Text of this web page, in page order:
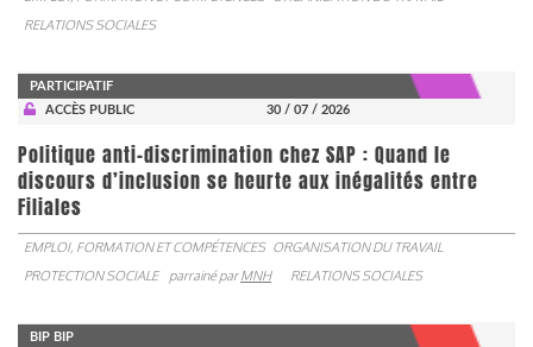
RELATIONS SOCIALES
PARTICIPATIF
ACCÈS PUBLIC
30 / 07 / 2026
Politique anti-discrimination chez SAP : Quand le
discours d’inclusion se heurte aux inégalités entre
Filiales
EMPLOI, FORMATION ET COMPÉTENCES ORGANISATION DU TRAVAIL
PROTECTION SOCIALE
parrainé parMNH RELATIONS SOCIALES
BIP BIP